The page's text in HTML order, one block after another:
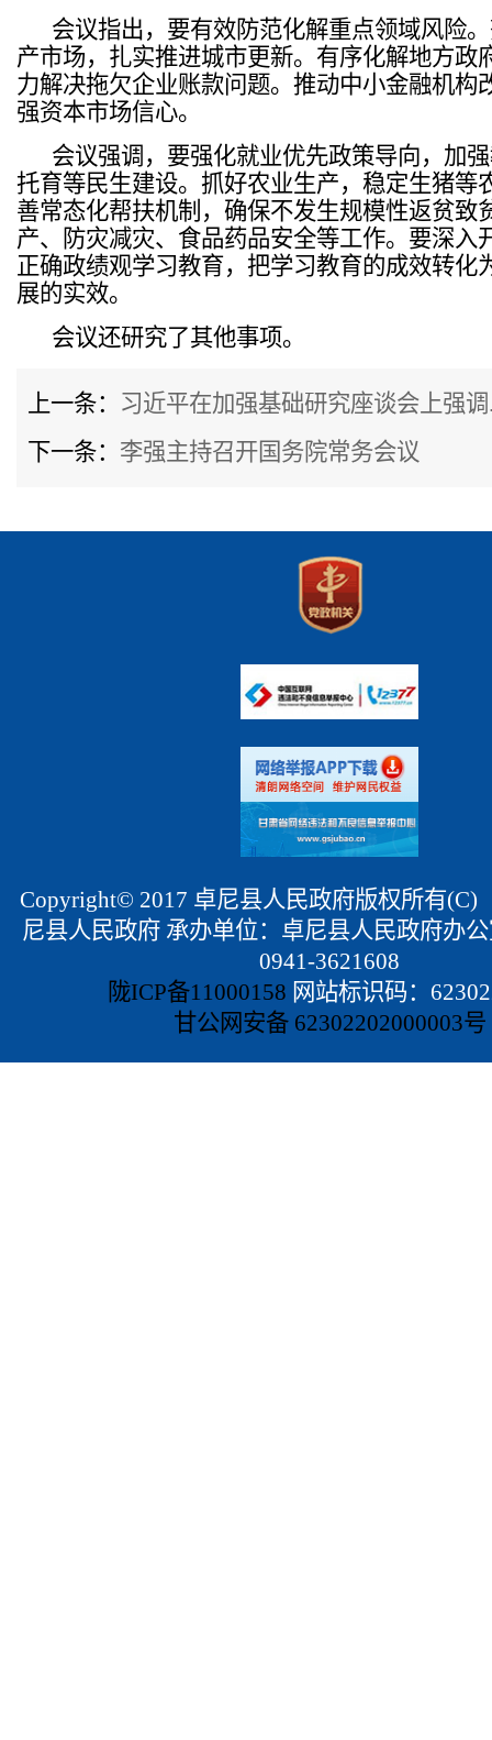
会议指出，要有效防范化解重点领域风险
产市场，扎实推进城市更新。有序化解地方政
力解决拖欠企业账款问题。推动中小金融机构
强资本市场信心。
会议强调，要强化就业优先政策导向，加
托育等民生建设。抓好农业生产，稳定生猪等
善常态化帮扶机制，确保不发生规模性返贫致
产、防灾减灾、食品药品安全等工作。要深入
正确政绩观学习教育，把学习教育的成效转化
展的实效。
会议还研究了其他事项。
上一条： 习近平在加强基础研究座谈会上强调
下一条： 李强主持召开国务院常务会议
Copyright© 2017 卓尼县人民政府版权所有
尼县人民政府 承办单位：卓尼县人民政府办
0941-3621608
陇ICP备11000158 网站标识码：
甘公网安备 62302202000003号